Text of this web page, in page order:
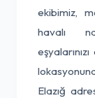
ekibimiz,
havalı
Elazığ